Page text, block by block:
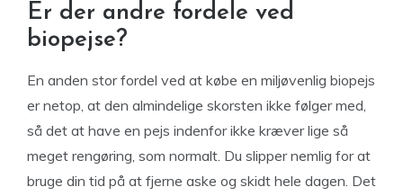
Er der andre fordele ved
biopejse?
En anden stor fordel ved at købe en miljøvenlig biopejs
er netop, at den almindelige skorsten ikke følger med,
så det at have en pejs indenfor ikke kræver lige så
meget rengøring, som normalt. Du slipper nemlig for at
bruge din tid på at fjerne aske og skidt hele dagen. Det